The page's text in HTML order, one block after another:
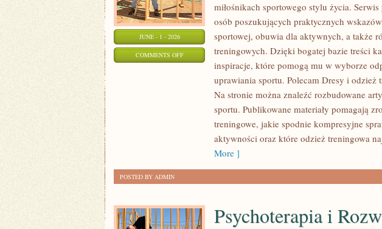
JUNE - 1 - 2026
COMMENTS OFFON
PORADNIKI
ZAKUPOWE
miłośnikach sportowego stylu życia.
osób poszukujących praktycznych
sportowej, obuwia dla aktywnych, a także
treningowych. Dzięki bogatej bazie treści
inspiracje, które pomogą mu w wyborze
uprawiania sportu. Polecam Dresy i odzież
Na stronie można znaleźć rozbudowane
sportu. Publikowane materiały pomagają
treningowe, jakie spodnie kompresyjne
aktywności oraz które odzież treningowa
More ]
POSTED BY ADMIN
Psychoterapia i